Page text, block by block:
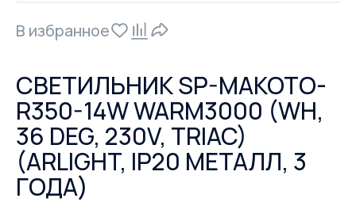
В избранное
СВЕТИЛЬНИК SP-MAKOTO-
R350-14W WARM3000 (WH,
36 DEG, 230V, TRIAC)
(ARLIGHT, IP20 МЕТАЛЛ, 3
ГОДА)